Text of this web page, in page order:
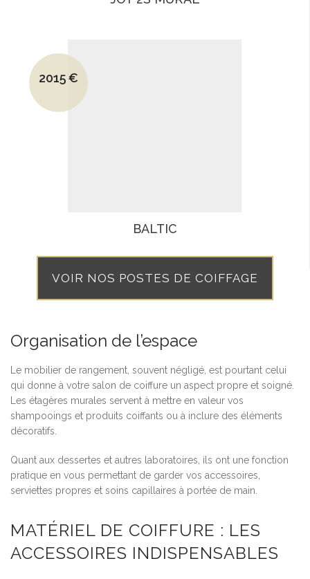
Le prix initial était : 2490€.
2015€
Le prix actuel est : 2015€.
BALTIC
VOIR NOS POSTES DE COIFFAGE
Organisation de l’espace
Le mobilier de rangement, souvent négligé, est pourtant celui
qui donne à votre salon de coiffure un aspect propre et soigné.
Les étagères murales servent à mettre en valeur vos
shampooings et produits coiffants ou à inclure des éléments
décoratifs.
Quant aux dessertes et autres laboratoires, ils ont une fonction
pratique en vous permettant de garder vos accessoires,
serviettes propres et soins capillaires à portée de main.
MATÉRIEL DE COIFFURE : LES
ACCESSOIRES INDISPENSABLES